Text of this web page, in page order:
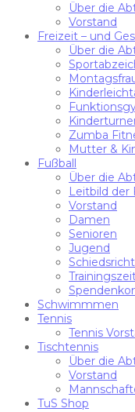
Über die
Vorstand
Freizeit – und
Über die
Zumba
Mutter &
Fußball
Über die
Leitbild der
Vorstand
Damen
Senioren
Jugend
Schwimmmen
Tennis
Tennis
Tischtennis
Über die
Vorstand
TuS Shop